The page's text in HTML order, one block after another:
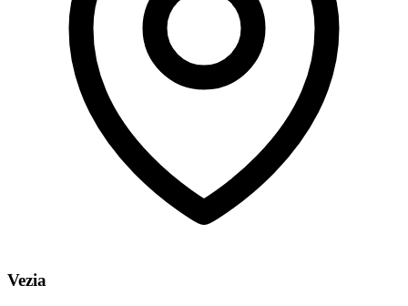
Vezia